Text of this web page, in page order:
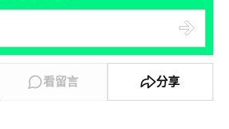
看留言 分享